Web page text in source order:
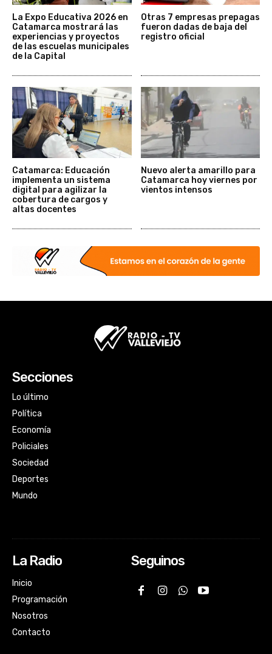
La Expo Educativa 2026 en
Catamarca mostrará las
experiencias y proyectos
de las escuelas municipales
de la Capital
Otras 7 empresas prepagas
fueron dadas de baja del
registro oficial
Catamarca: Educación
implementa un sistema
digital para agilizar la
cobertura de cargos y
altas docentes
Nuevo alerta amarillo para
Catamarca hoy viernes por
vientos intensos
Secciones
Lo último
Política
Economía
Policiales
Sociedad
Deportes
Mundo
La Radio
Inicio
Programación
Nosotros
Contacto
Seguinos